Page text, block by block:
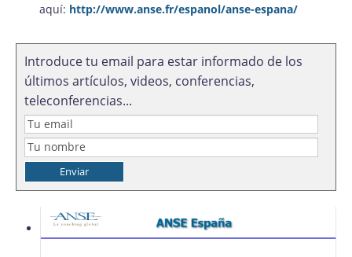
aquí: http://www.anse.fr/espanol/anse-espana/
Introduce tu email para estar informado de los
últimos artículos, videos, conferencias,
teleconferencias...